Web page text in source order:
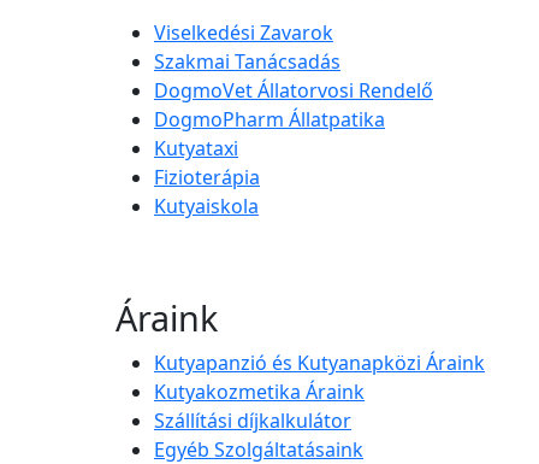
Viselkedési Zavarok
Szakmai Tanácsadás
DogmoVet Állatorvosi Rendelő
DogmoPharm Állatpatika
Kutyataxi
Fizioterápia
Kutyaiskola
Áraink
Kutyapanzió és Kutyanapközi Áraink
Kutyakozmetika Áraink
Szállítási díjkalkulátor
Egyéb Szolgáltatásaink